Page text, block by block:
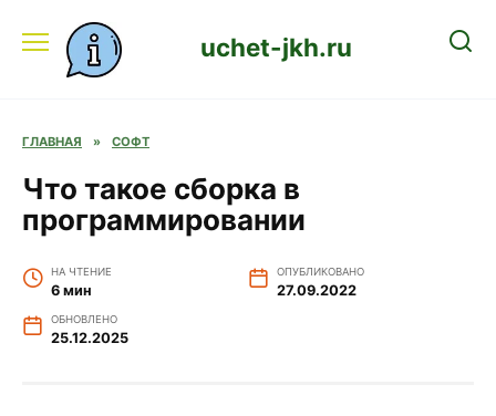
содержанию
uchet-jkh.ru
ГЛАВНАЯ » СОФТ
Что такое сборка в
программировании
НА ЧТЕНИЕ
6 мин
ОПУБЛИКОВАНО
27.09.2022
ОБНОВЛЕНО
25.12.2025